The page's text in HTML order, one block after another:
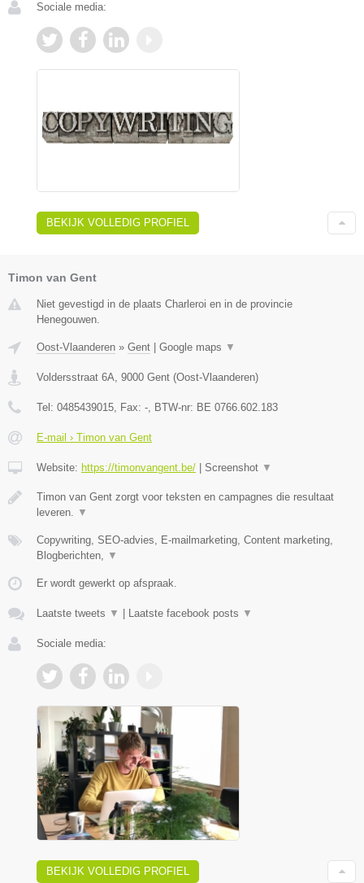
Sociale media:
BEKIJK VOLLEDIG PROFIEL
Timon van Gent
Niet gevestigd in de plaats Charleroi en in de provincie
Henegouwen.
Oost-Vlaanderen » Gent Google maps ▼
Voldersstraat 6A 9000 Gent (Oost-Vlaanderen)
Tel: 0485439015 , Fax: - , BTW-nr: BE 0766.602.183
E-mail › Timon van Gent
Website: https://timonvangent.be/ Screenshot ▼
Timon van Gent zorgt voor teksten en campagnes die resultaat
leveren.
▼
Copywriting, SEO-advies, E-mailmarketing, Content marketing,
Blogberichten,
▼
Er wordt gewerkt op afspraak.
Laatste tweets ▼ Laatste facebook posts ▼
Sociale media:
BEKIJK VOLLEDIG PROFIEL